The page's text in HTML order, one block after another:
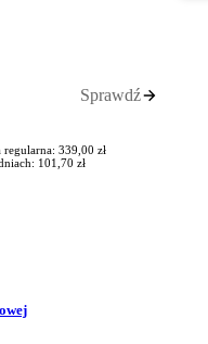
Sprawdź
regularna: 339,00 zł
101,70 zł